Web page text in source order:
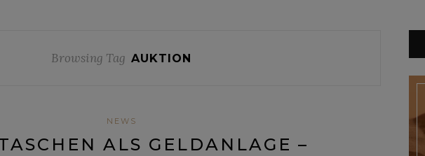
Browsing Tag AUKTION
NEWS
ALS GELDANLAGE –